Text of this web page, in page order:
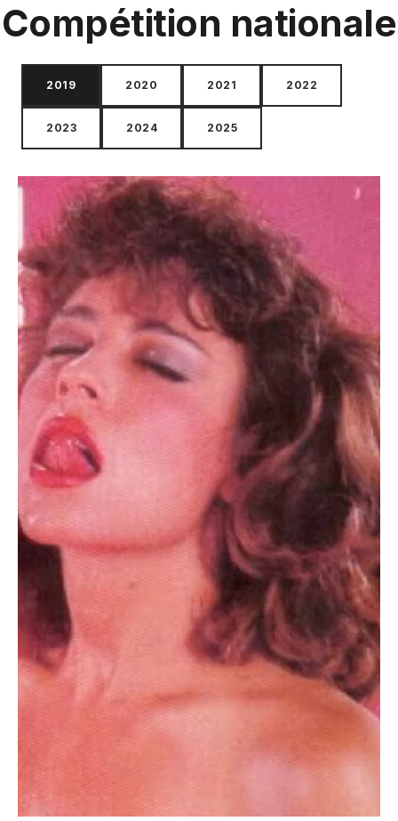
Compétition nationale
2019 2020 2021 2022
2023 2024 2025